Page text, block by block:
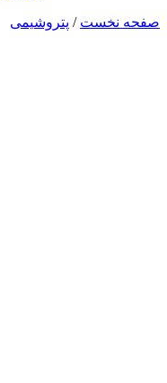
صفحه نخست / پتروشیمی